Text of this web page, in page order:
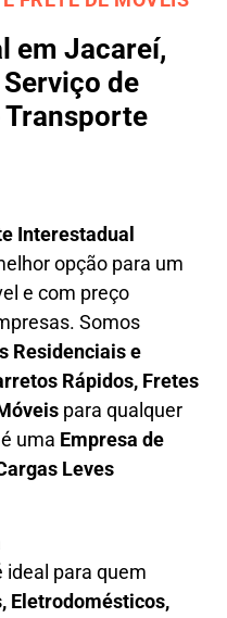
em Jacareí,
de
Transporte
Interestadual
opção para um
e com preço
Somos
Residenciais e
Rápidos, Fretes
para qualquer
é uma Empresa de
Leves
ideal para quem
Eletrodomésticos,